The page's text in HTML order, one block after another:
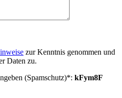
zur Kenntnis genommen und
Daten zu.
(Spamschutz)*: kFym8F